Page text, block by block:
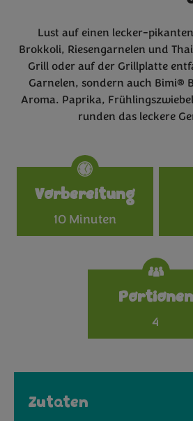
Lust auf einen lecker-
Brokkoli, Riesengarnelen und
Grill oder auf der Grillplatte
Garnelen, sondern auch Bimi®
Aroma. Paprika,
runden das leckere
Vorbereitung
10 Minuten
Portionen
4
Zutaten